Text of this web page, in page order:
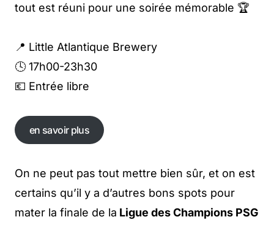
tout est réuni pour une soirée mémorable 🏆
📍 Little Atlantique Brewery
🕓 17h00-23h30
💶 Entrée libre
en savoir plus
en savoir plus
On ne peut pas tout mettre bien sûr, et on est
certains qu’il y a d’autres bons spots pour
mater la finale de la Ligue des Champions PSG